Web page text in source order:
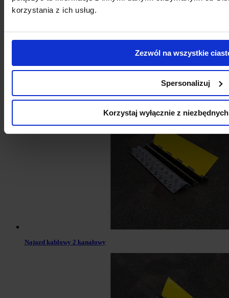
korzystania z ich usług.
Zezwól na wszystkie
Spersonalizuj
Korzystaj wyłącznie z
Ogranicznik parkingowy 180 cm
Najazd kablowy 2 kanałowy